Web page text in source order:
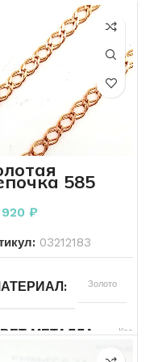
DEWALT
585
4.49
50 см.
₽
03212183
Золото
МЕТАЛЛА Красный